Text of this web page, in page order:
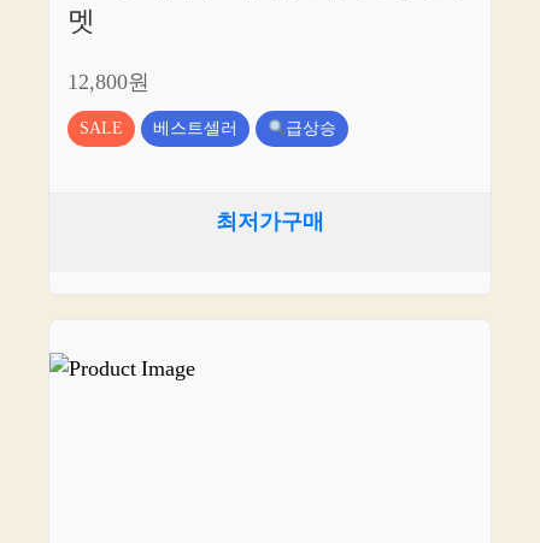
멧
12,800원
SALE 베스트셀러 급상승
최저가구매